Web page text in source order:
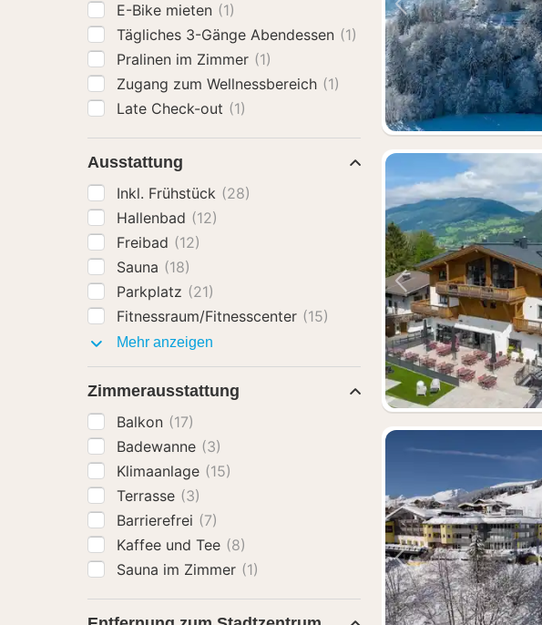
Vorheriges Bild
Vorheriges Bild
Vorheriges Bild
E-Bike mieten (1)
Tägliches 3-Gänge Abendessen (1)
Pralinen im Zimmer (1)
Zugang zum Wellnessbereich (1)
Late Check-out (1)
Ausstattung
Inkl. Frühstück (28)
Hallenbad (12)
Freibad (12)
Sauna (18)
Parkplatz (21)
Fitnessraum/Fitnesscenter (15)
Mehr anzeigen
Zimmerausstattung
Balkon (17)
Badewanne (3)
Klimaanlage (15)
Terrasse (3)
Barrierefrei (7)
Kaffee und Tee (8)
Sauna im Zimmer (1)